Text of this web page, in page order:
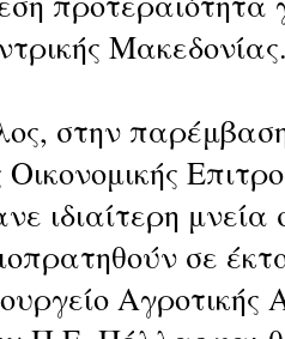
στην
Οικονομικής
ιδιαίτερη
σε